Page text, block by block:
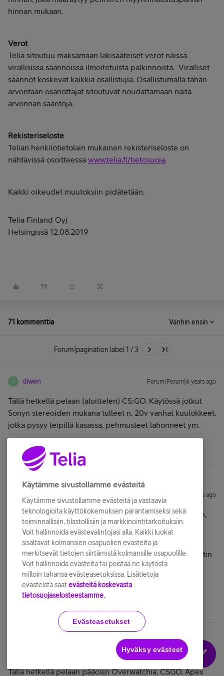
hinnan mukaan.
Verot
Telia sitoutuu maksamaan lakisääteiset verot näissä
virallisissa säännöissä ilmoitetuista palkinnoista. Viralliset
säännöt koskevat kaikkia osallistujia. Osallistumalla tähän
arvontaan osanottajat sitoutuvat noudattamaan näitä
arvonnan sääntöjä.
Rekisteriseloste
Telian henkilötietolain mukainen rekisteriseloste on
nähtävissä osoitteessa www.telia.fi/tietosuoja.
Kaikki oikeudet muutoksiin pidätetään.
Telia Finland Oyj
Helsingissä 12.08.2019
71 kommenttia Vanhin ensin
Forum|pagination.label 1 / 3
D diwen Forum|Forum|6 years ago
Tällä hetkellä pelaan (aloittelen) CS:GO. Käytössä jotkut
Sonyn stereoiden mukana tulleet n. 20v vanhat kuulokkeet,
jotka pysyy teipillä kasassa, pehmusteet lahonneet ym.
Forum|Forum|6 years ago
Pelejä mitä tulee tällä hetkellä pelattua: BF5, Overwatch,
DayZ, IL-2 Sturmovik: Great Battles lentosimulaattori ja
Warhammer: Vermintide 2.
Tällä hetkellä käytössä onSennheiser GSP 300, jotka ostin
rikkoutuneiden QPAD kuulokkeiden tilalle.
Forum|Forum|6 years ago
Tällä hetkellä pelaan pääosin Overwatchia, CSGO, Apex
Käytämme sivustollamme evästeitä
Käytämme sivustollamme evästeitä ja vastaavia
teknologioita käyttökokemuksen parantamiseksi sekä
toiminnallisiin, tilastollisiin ja markkinointitarkoituksiin.
Voit hallinnoida evästevalintojasi alla. Kaikki luokat
sisältävät kolmansien osapuolien evästeitä ja
merkitsevät tietojen siirtämistä kolmansille osapuolille.
Voit hallinnoida evästeitä tai poistaa ne käytöstä
milloin tahansa evästeasetuksissa. Lisätietoja
evästeistä saat evästeitä koskevasta
tietosuojaselosteestamme.
Evästeasetukset
Hyväksy evästeet